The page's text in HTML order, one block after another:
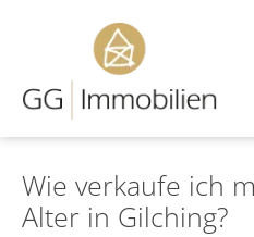
Wie verkaufe ich
Alter in Gilching?